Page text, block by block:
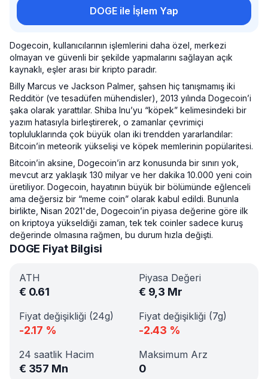
DOGE ile İşlem Yap
Dogecoin, kullanıcılarının işlemlerini daha özel, merkezi
olmayan ve güvenli bir şekilde yapmalarını sağlayan açık
kaynaklı, eşler arası bir kripto paradır.
Billy Marcus ve Jackson Palmer, şahsen hiç tanışmamış iki
Redditör (ve tesadüfen mühendisler), 2013 yılında Dogecoin’i
şaka olarak yarattılar. Shiba Inu’yu “köpek” kelimesindeki bir
yazım hatasıyla birleştirerek, o zamanlar çevrimiçi
topluluklarında çok büyük olan iki trendden yararlandılar:
Bitcoin’in meteorik yükselişi ve köpek memlerinin popülaritesi.
Bitcoin’in aksine, Dogecoin’in arz konusunda bir sınırı yok,
mevcut arz yaklaşık 130 milyar ve her dakika 10.000 yeni coin
üretiliyor. Dogecoin, hayatının büyük bir bölümünde eğlenceli
ama değersiz bir “meme coin” olarak kabul edildi. Bununla
birlikte, Nisan 2021'de, Dogecoin’in piyasa değerine göre ilk
on kriptoya yükseldiği zaman, tek tek coinler sadece kuruş
değerinde olmasına rağmen, bu durum hızla değişti.
DOGE Fiyat Bilgisi
ATH
€ 0.61
Piyasa Değeri
€ 9,3 Mr
Fiyat değişikliği (24g)
-2.17 %
Fiyat değişikliği (7g)
-2.43 %
24 saatlik Hacim
€ 357 Mn
Maksimum Arz
0